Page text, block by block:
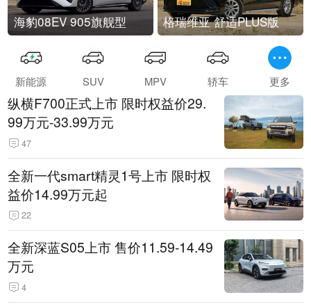
海豹08EV 905旗舰型 格瑞维亚 舒适PLUS版
新能源 SUV MPV 轿车 更多
纵横F700正式上市 限时权益价29.
99万元-33.99万元
47
全新一代smart精灵1号上市 限时权
益价14.99万元起
22
全新深蓝S05上市 售价11.59-14.49
万元
4